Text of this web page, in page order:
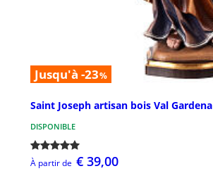
Jusqu'à -23%
Saint Joseph artisan bois Val Gardena
DISPONIBLE
À partir de € 39,00